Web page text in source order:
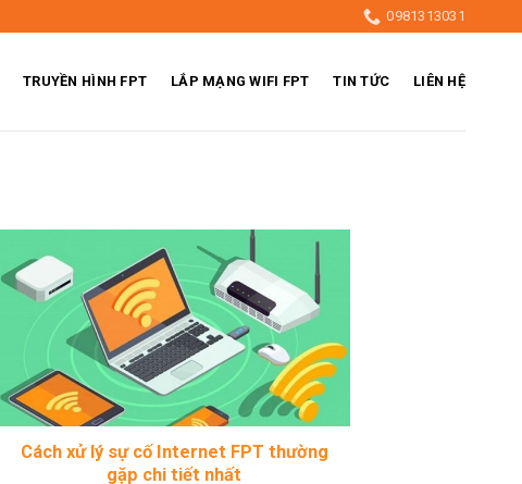
0981313031
TRUYỀN HÌNH FPT LẮP MẠNG WIFI FPT TIN TỨC LIÊN HỆ
Cách xử lý sự cố Internet FPT thường
gặp chi tiết nhất